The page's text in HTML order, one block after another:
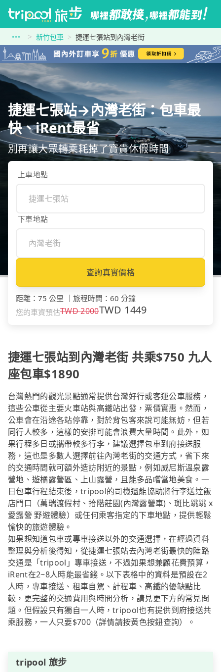
新竹包車 捷運七張站到內灣老街
捷運七張站→內灣老街：包車最
快、iRent最省
別再讓大眾轉乘耗掉了寶貴休假時間
上車地點
下車地點
查詢真實價格
距離 ： 75 公里 旅程時間 ： 60 分鐘
您的車資預估TWD2000TWD 1449
捷運七張站到內灣老街 共乘$750 九人
座包車$1890
台灣熱門的觀光景點通常提供台灣好行或客運公車服務，
這些公車從主要火車站與高鐵站出發，票價實惠。然而，
公車會在沿途各站停靠，對於背包客來說可能無妨，但若
同行人較多，這樣的安排可能會浪費大量時間。此外，如
果行程多日或攜帶較多行李，建議選擇包車到府接送服
務，這也是多數人選擇前往內灣老街的交通方式，省下來
的交通時間就可額外造訪附近的景點，例如威尼斯溫泉露
營地、遊橘露營區、上山露營，且能多品嚐當地美食。一
日包車行程結束後，tripool的司機還能協助將行李送達飯
店門口（萬瑞渡假村、拾階莊園(內灣露營車)、斑比跳跳 x
愛露營 野遊體驗）或任何乘客指定的下車地點，提供輕鬆
愉快的旅遊體驗。
如果想知道包車或專車接送以外的交通選擇，在經過資料
整理與分析後得知，從捷運七張站去內灣老街最快的陸路
交通是「tripool」專車接送，不過如果想兼顧花費預算，
iRent在2~8人時能最省錢。以下表格中的資料是預設在2
人時，專車接送、租車自駕、計程車、高鐵的優缺點比
較，更完整的交通費用與時間分析，請見更下方的常見問
題。但假設只有獨自一人時，tripool也有提供到府接送共
乘服務，一人只要$700（詳情請按黃色按鈕查詢）。
tripool 旅步